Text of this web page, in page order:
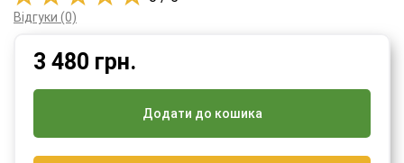
3 480 грн.
Додати до кошика
Відгуки (0)